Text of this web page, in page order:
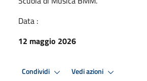
Data :
12 maggio 2026
Condividi Vedi azioni